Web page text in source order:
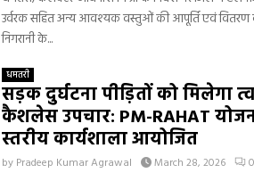
उर्वरक सहित अन्य आवश्यक वस्तुओं की आपूर्ति एवं वितरण
निगरानी के...
धमतरी
सड़क दुर्घटना पीड़ितों को मिलेगा
कैशलेस उपचार: PM-RAHAT
स्तरीय कार्यशाला आयोजित
by Pradeep Kumar Agrawal March 28, 2026 0